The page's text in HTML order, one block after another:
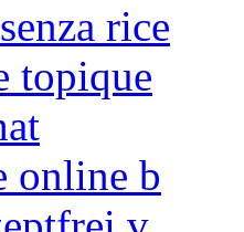
rice
topique
online b